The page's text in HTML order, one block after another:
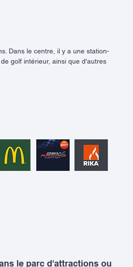
Dans le centre, il y a une station-
golf intérieur, ainsi que d'autres
le parc d'attractions ou